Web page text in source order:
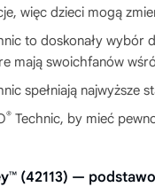
więc dzieci mogą
to doskonały wybór
mają swoichfanów
spełniają najwyższe
® Technic, by mieć
(42113) —